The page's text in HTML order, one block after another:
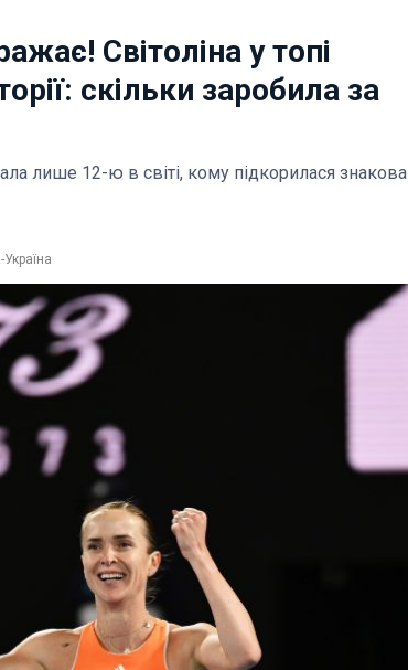
Світоліна у топі
скільки заробила за
лише 12-ю в світі, кому підкорилася знакова